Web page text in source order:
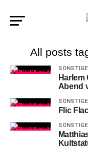
All posts
Abend
Flic